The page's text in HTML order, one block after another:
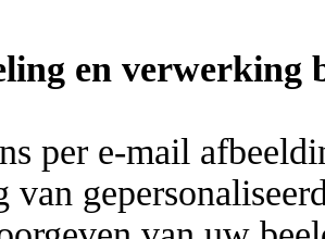
en verwerking
per e-mail
van